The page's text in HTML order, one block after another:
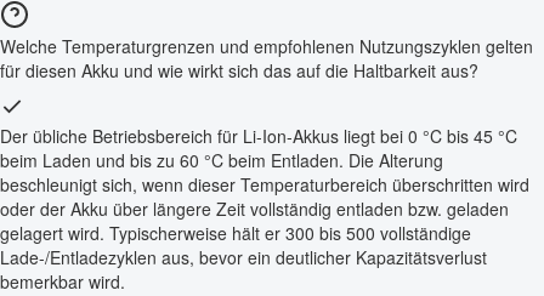
Welche Temperaturgrenzen und empfohlenen Nutzungszyklen gelten
für diesen Akku und wie wirkt sich das auf die Haltbarkeit aus?
Der übliche Betriebsbereich für Li-Ion-Akkus liegt bei 0 °C bis 45 °C
beim Laden und bis zu 60 °C beim Entladen. Die Alterung
beschleunigt sich, wenn dieser Temperaturbereich überschritten wird
oder der Akku über längere Zeit vollständig entladen bzw. geladen
gelagert wird. Typischerweise hält er 300 bis 500 vollständige
Lade-/Entladezyklen aus, bevor ein deutlicher Kapazitätsverlust
bemerkbar wird.